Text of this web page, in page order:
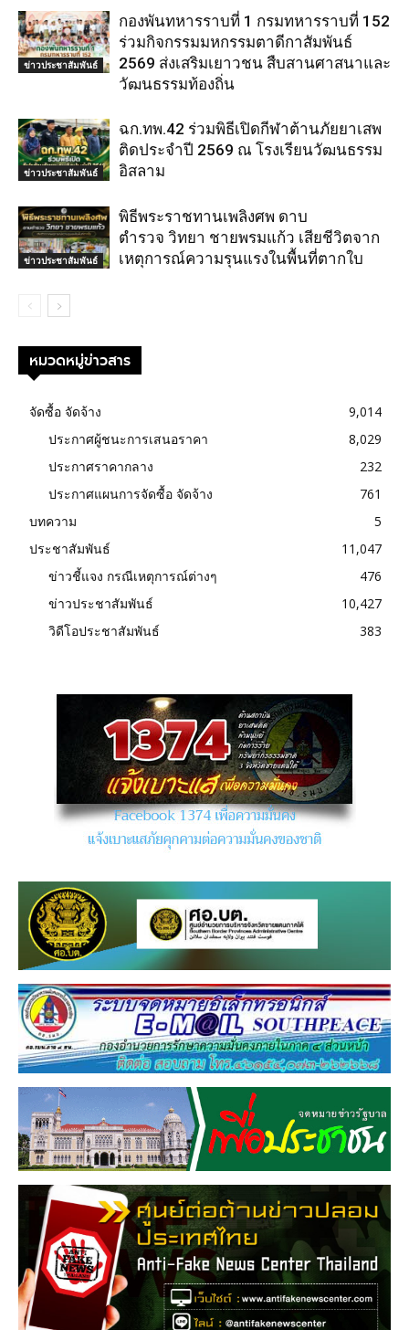
ข่าวประชาสัมพันธ์
กองพันทหารราบที่ 1 กรมทหารราบที่ 152
ร่วมกิจกรรมมหกรรมตาดีกาสัมพันธ์
2569 ส่งเสริมเยาวชน สืบสานศาสนาและ
วัฒนธรรมท้องถิ่น
ข่าวประชาสัมพันธ์
ฉก.ทพ.42 ร่วมพิธีเปิดกีฬาต้านภัยยาเสพ
ติดประจำปี 2569 ณ โรงเรียนวัฒนธรรม
อิสลาม
ข่าวประชาสัมพันธ์
พิธีพระราชทานเพลิงศพ ดาบ
ตำรวจ วิทยา ชายพรมแก้ว เสียชีวิตจาก
เหตุการณ์ความรุนแรงในพื้นที่ตากใบ
หมวดหมู่ข่าวสาร
จัดซื้อ จัดจ้าง
9,014
ประกาศผู้ชนะการเสนอราคา
8,029
ประกาศราคากลาง
232
ประกาศแผนการจัดซื้อ จัดจ้าง
761
บทความ
5
ประชาสัมพันธ์
11,047
ข่าวชี้แจง กรณีเหตุการณ์ต่างๆ
476
ข่าวประชาสัมพันธ์
10,427
วิดีโอประชาสัมพันธ์
383